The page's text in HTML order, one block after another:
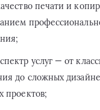
печати и
услуг — от
до сложных
проектов;